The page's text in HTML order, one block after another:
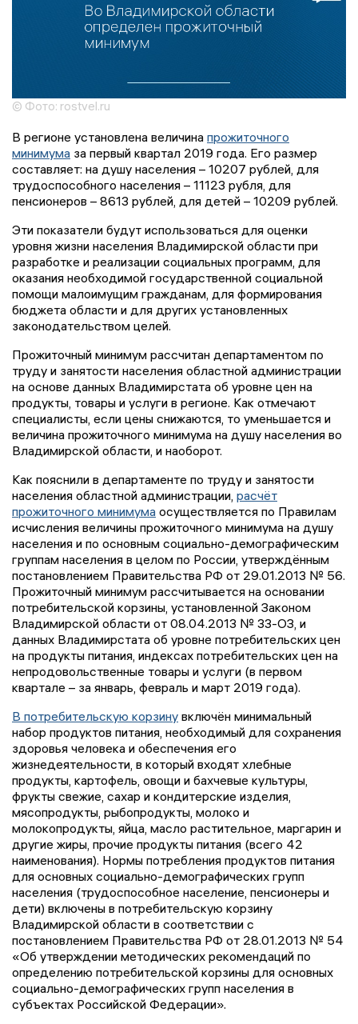
© Фото: rostvel.ru
В регионе установлена величина прожиточного
минимума за первый квартал 2019 года. Его размер
составляет: на душу населения – 10207 рублей, для
трудоспособного населения – 11123 рубля, для
пенсионеров – 8613 рублей, для детей – 10209 рублей.
Эти показатели будут использоваться для оценки
уровня жизни населения Владимирской области при
разработке и реализации социальных программ, для
оказания необходимой государственной социальной
помощи малоимущим гражданам, для формирования
бюджета области и для других установленных
законодательством целей.
Прожиточный минимум рассчитан департаментом по
труду и занятости населения областной администрации
на основе данных Владимирстата об уровне цен на
продукты, товары и услуги в регионе. Как отмечают
специалисты, если цены снижаются, то уменьшается и
величина прожиточного минимума на душу населения во
Владимирской области, и наоборот.
Как пояснили в департаменте по труду и занятости
населения областной администрации, расчёт
прожиточного минимума осуществляется по Правилам
исчисления величины прожиточного минимума на душу
населения и по основным социально-демографическим
группам населения в целом по России, утверждённым
постановлением Правительства РФ от 29.01.2013 № 56.
Прожиточный минимум рассчитывается на основании
потребительской корзины, установленной Законом
Владимирской области от 08.04.2013 № 33-ОЗ, и
данных Владимирстата об уровне потребительских цен
на продукты питания, индексах потребительских цен на
непродовольственные товары и услуги (в первом
квартале – за январь, февраль и март 2019 года).
В потребительскую корзину включён минимальный
набор продуктов питания, необходимый для сохранения
здоровья человека и обеспечения его
жизнедеятельности, в который входят хлебные
продукты, картофель, овощи и бахчевые культуры,
фрукты свежие, сахар и кондитерские изделия,
мясопродукты, рыбопродукты, молоко и
молокопродукты, яйца, масло растительное, маргарин и
другие жиры, прочие продукты питания (всего 42
наименования). Нормы потребления продуктов питания
для основных социально-демографических групп
населения (трудоспособное население, пенсионеры и
дети) включены в потребительскую корзину
Владимирской области в соответствии с
постановлением Правительства РФ от 28.01.2013 № 54
«Об утверждении методических рекомендаций по
определению потребительской корзины для основных
социально-демографических групп населения в
субъектах Российской Федерации».